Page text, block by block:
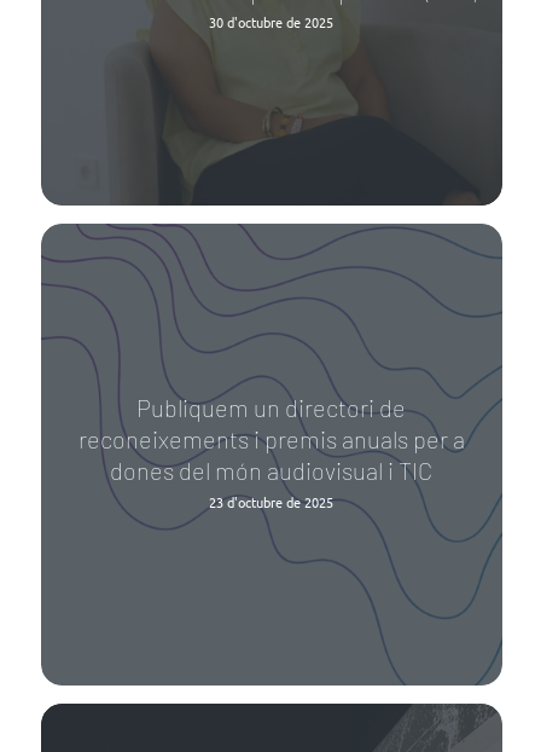
30 d'octubre de 2025
Publiquem un directori de
reconeixements i premis anuals per a
dones del món audiovisual i TIC
23 d'octubre de 2025